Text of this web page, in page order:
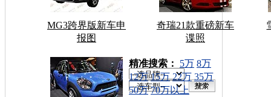
MG3跨界版新车申
报图
奇瑞21款重磅新车
谍照
车型搜索：
精准搜索： 5万 8万
12万 15万 22万 35万
50万 70万以上